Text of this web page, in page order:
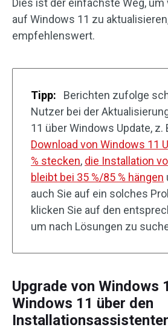
Dies ist der einfachste Weg, um
auf Windows 11 zu
empfehlenswert.
Tipp:
Berichten zufolge
Nutzer bei der
11 über Windows Update, z.
Download von Windows 11
% stecken, die Installation
bleibt bei 35 %/85 % hängen
auch Sie auf ein solches
klicken Sie auf den
um nach Lösungen zu
Upgrade von Windows
Windows 11 über den